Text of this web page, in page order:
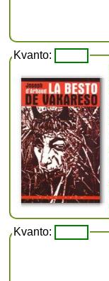
Kvanto:
Kvanto: